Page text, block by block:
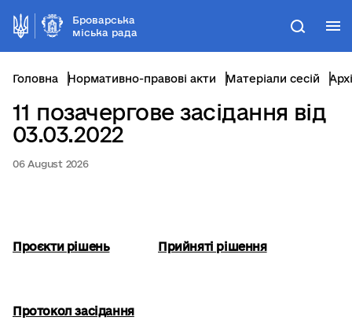
Броварська
міська рада
Пошук
Головна Нормативно-правові акти Матеріали сесій
11 позачергове засідання від
03.03.2022
06 August 2026
Проєкти рішень Прийняті рішення
Протокол засідання